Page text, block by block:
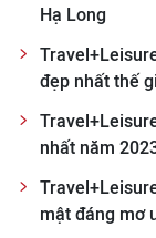
Hạ Long
đẹp nhất thế
nhất năm
mật đáng mơ